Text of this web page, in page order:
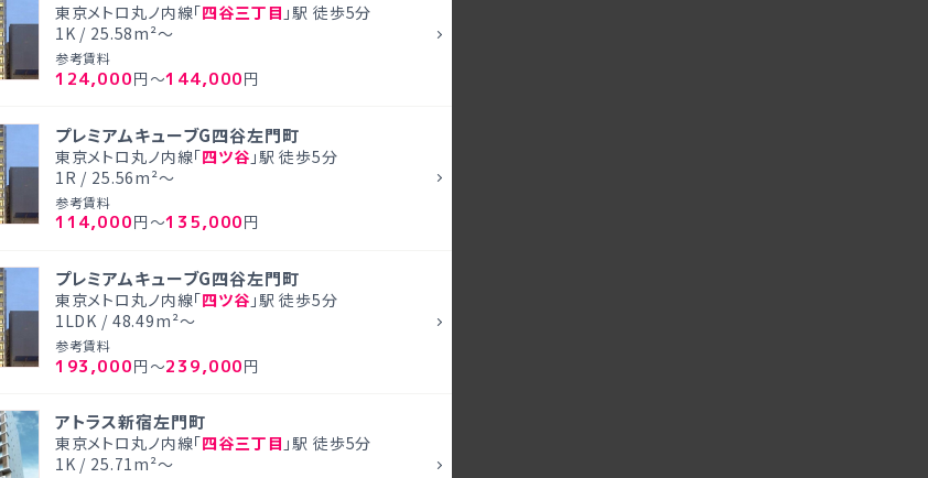
東京メトロ丸ノ内線「四谷三丁目 」駅 徒歩5分
1K / 25.58m²～
参考賃料
124,000円～144,000円
プレミアムキューブG四谷左門町
東京メトロ丸ノ内線「四ツ谷 」駅 徒歩5分
1R / 25.56m²～
参考賃料
114,000円～135,000円
プレミアムキューブG四谷左門町
東京メトロ丸ノ内線「四ツ谷 」駅 徒歩5分
1LDK / 48.49m²～
参考賃料
193,000円～239,000円
アトラス新宿左門町
東京メトロ丸ノ内線「四谷三丁目 」駅 徒歩5分
1K / 25.71m²～